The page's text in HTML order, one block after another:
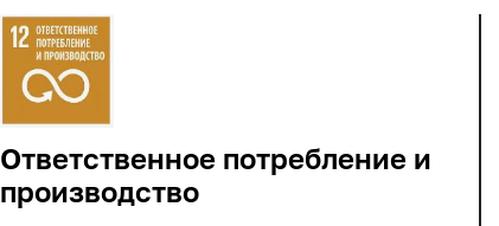
Ответственное потребление и
производство